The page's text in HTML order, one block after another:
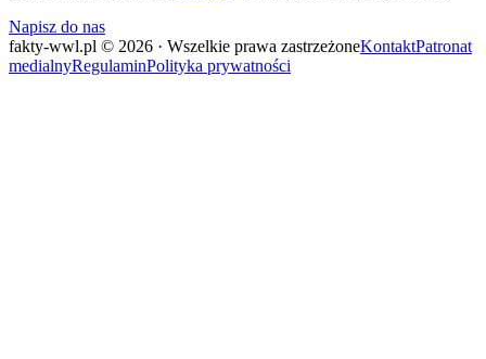
Napisz do nas
fakty-wwl.pl © 2026 · Wszelkie prawa zastrzeżoneKontaktPatronat
medialnyRegulaminPolityka prywatności